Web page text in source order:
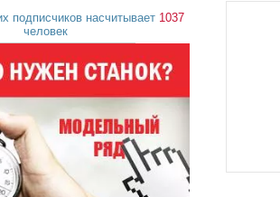
подписчиков насчитывает 1037
человек